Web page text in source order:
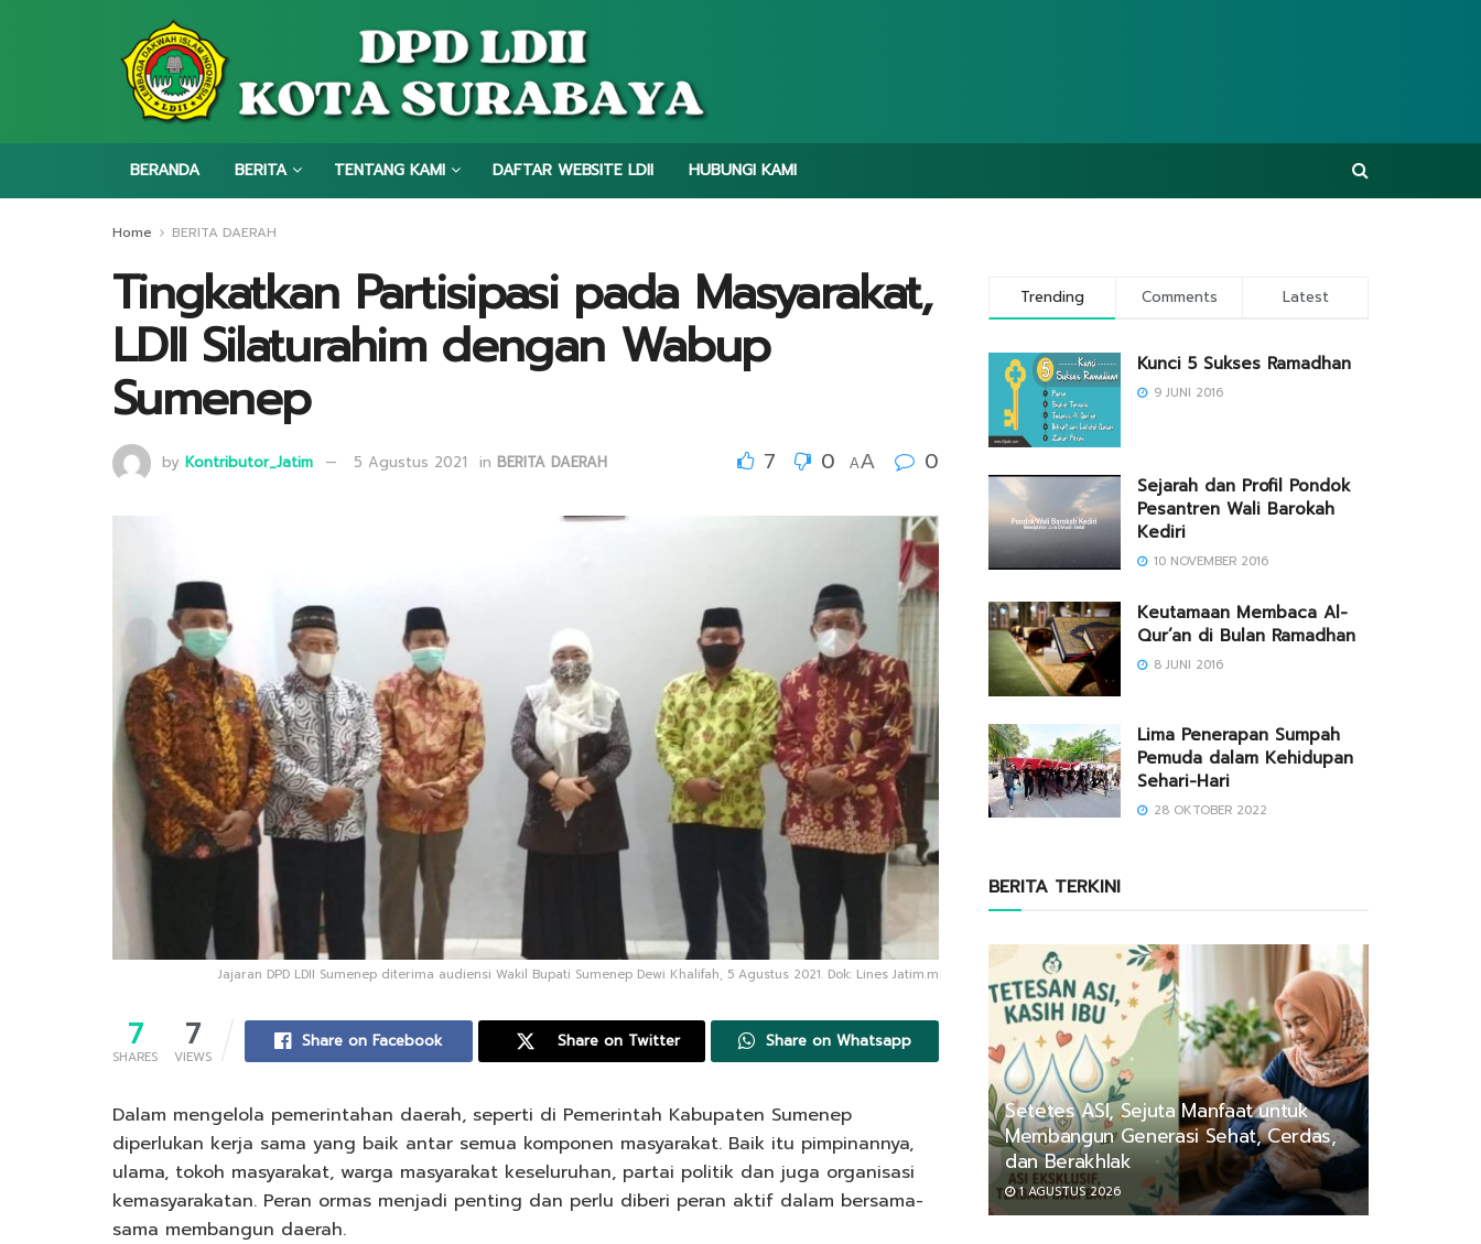
BERANDA BERITA TENTANG KAMI DAFTAR WEBSITE LDII HUBUNGI KAMI
Home BERITA DAERAH
Tingkatkan Partisipasi pada Masyarakat,
LDII Silaturahim dengan Wabup
Sumenep
by Kontributor_Jatim 5 Agustus 2021 in BERITA DAERAH 7 0 AA 0
Jajaran DPD LDII Sumenep diterima audiensi Wakil Bupati Sumenep Dewi Khalifah, 5 Agustus 2021. Dok: Lines Jatim.m
7
SHARES
7
VIEWS
Share on Facebook Share on Twitter Share on Whatsapp
Dalam mengelola pemerintahan daerah, seperti di Pemerintah Kabupaten Sumenep
diperlukan kerja sama yang baik antar semua komponen masyarakat. Baik itu pimpinannya,
ulama, tokoh masyarakat, warga masyarakat keseluruhan, partai politik dan juga organisasi
kemasyarakatan. Peran ormas menjadi penting dan perlu diberi peran aktif dalam bersama-
sama membangun daerah.
Trending Comments Latest
Kunci 5 Sukses Ramadhan
9 JUNI 2016
Sejarah dan Profil Pondok
Pesantren Wali Barokah
Kediri
10 NOVEMBER 2016
Keutamaan Membaca Al-
Qur’an di Bulan Ramadhan
8 JUNI 2016
Lima Penerapan Sumpah
Pemuda dalam Kehidupan
Sehari-Hari
28 OKTOBER 2022
BERITA TERKINI
Setetes ASI, Sejuta Manfaat untuk
Membangun Generasi Sehat, Cerdas,
dan Berakhlak
1 AGUSTUS 2026